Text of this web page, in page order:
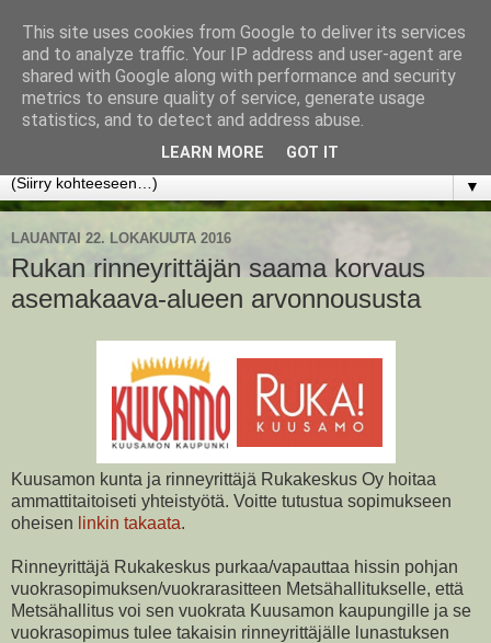
www.jyrkikokko.fi
Uusi Suunta - Jokainen hetki tarjoaa tilaisuuden muuttaa
▼
LAUANTAI 22. LOKAKUUTA 2016
Rukan rinneyrittäjän saama korvaus
asemakaava-alueen arvonnoususta
Kuusamon kunta ja rinneyrittäjä Rukakeskus Oy hoitaa
ammattitaitoiseti yhteistyötä. Voitte tutustua sopimukseen
oheisen linkin takaata.
Rinneyrittäjä Rukakeskus purkaa/vapauttaa hissin pohjan
vuokrasopimuksen/vuokrarasitteen Metsähallitukselle, että
Metsähallitus voi sen vuokrata Kuusamon kaupungille ja se
vuokrasopimus tulee takaisin rinneyrittäjälle lunastuksen
This site uses cookies from Google to deliver its services
and to analyze traffic. Your IP address and user-agent are
shared with Google along with performance and security
metrics to ensure quality of service, generate usage
statistics, and to detect and address abuse.
LEARN MORE GOT IT